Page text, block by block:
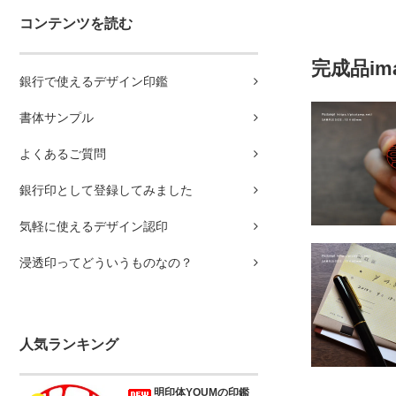
コンテンツを読む
銀行で使えるデザイン印鑑
書体サンプル
よくあるご質問
銀行印として登録してみました
気軽に使えるデザイン認印
浸透印ってどういうものなの？
人気ランキング
明印体YOUMの印鑑
完成品